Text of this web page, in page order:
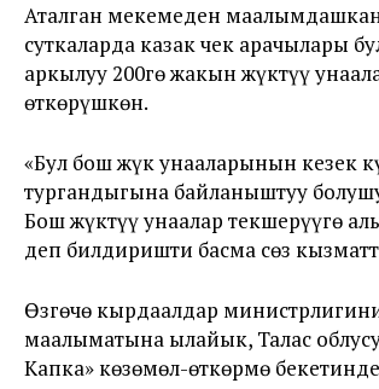
Аталган мекемеден
суткаларда казак чек арачылары
аркылуу 200гө жакын жүктүү
өткөрүшкөн.
«Бул бош жүк унааларынын кезек
тургандыгына байланыштуу
Бош жүктүү унаалар текшерүүгө
деп билдиришти басма сөз
Өзгөчө кырдаалдар
маалыматына ылайык, Талас
Капка» көзөмөл-өткөрмө